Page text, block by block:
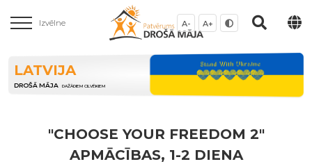
Izvēlne A- A+
LATVIJA
DROŠĀ MĀJA DAŽĀDIEM CILVĒKIEM
"CHOOSE YOUR FREEDOM 2"
APMĀCĪBAS, 1-2 DIENA